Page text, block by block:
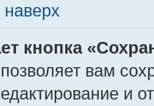
наверх
кнопка
вам
и